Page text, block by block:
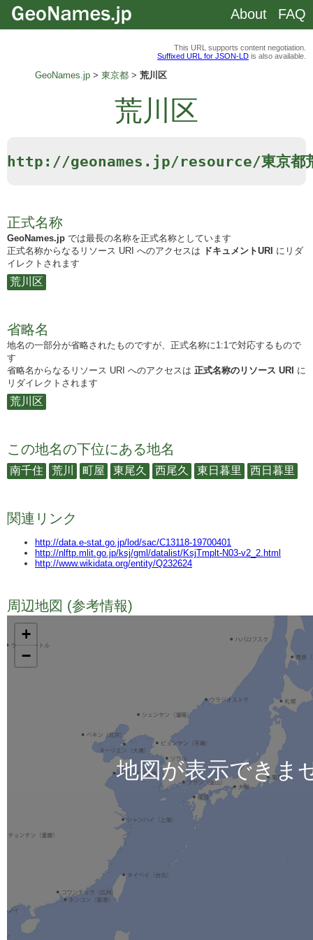
This URL supports content negotiation.
Suffixed URL for JSON-LD is also available.
GeoNames.jp 東京都 荒川区
荒川区
http://geonames.jp/resource/東京都
正式名称
GeoNames.jp では最長の名称を正式名称としています
正式名称からなるリソース URI へのアクセスは ドキュメントURI にリダ
イレクトされます
荒川区
省略名
地名の一部分が省略されたものですが、正式名称に1:1で対応するもので
す
省略名からなるリソース URI へのアクセスは 正式名称のリソース URI に
リダイレクトされます
荒川区
この地名の下位にある地名
南千住 荒川 町屋 東尾久 西尾久 東日暮里 西日暮里
関連リンク
http://data.e-stat.go.jp/lod/sac/C13118-19700401
http://nlftp.mlit.go.jp/ksj/gml/datalist/KsjTmplt-N03-v2_2.html
http://www.wikidata.org/entity/Q232624
周辺地図 (参考情報)
+
−
地図が表示できま
About FAQ